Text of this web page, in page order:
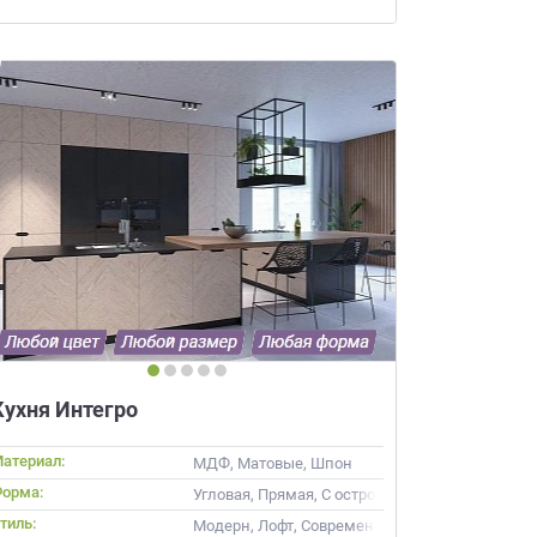
Интегро
МДФ, Матовые, Шпон
Угловая, Прямая, С островом
Модерн, Лофт, Современные
даете
также
Согласие на
метрическими
Политики обработки
на